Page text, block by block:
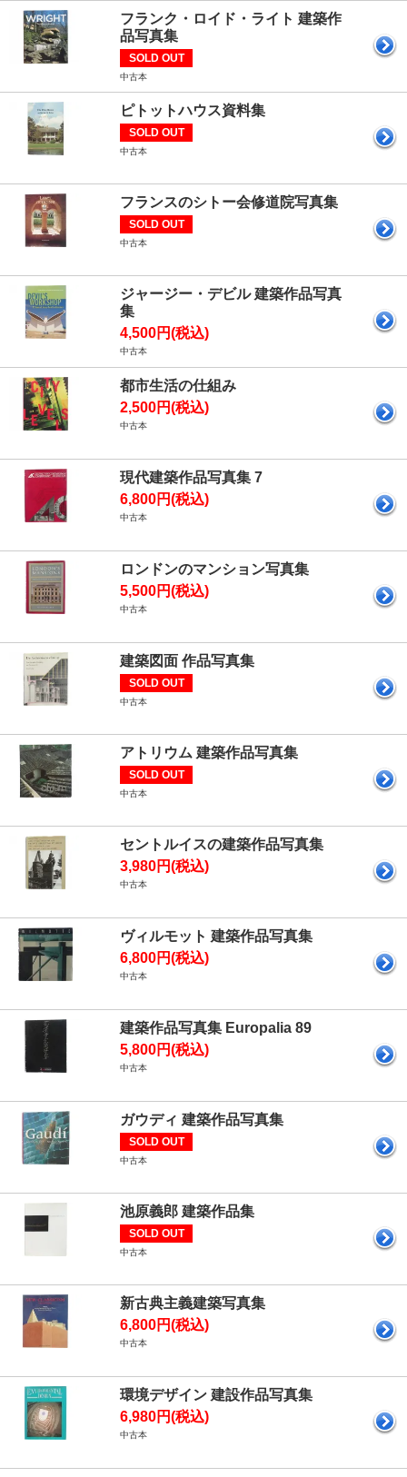
フランク・ロイド・ライト 建築作
品写真集
SOLD OUT
中古本
ピトットハウス資料集
SOLD OUT
中古本
フランスのシトー会修道院写真集
SOLD OUT
中古本
ジャージー・デビル 建築作品写真
集
4,500円(税込)
中古本
都市生活の仕組み
2,500円(税込)
中古本
現代建築作品写真集 7
6,800円(税込)
中古本
ロンドンのマンション写真集
5,500円(税込)
中古本
建築図面 作品写真集
SOLD OUT
中古本
アトリウム 建築作品写真集
SOLD OUT
中古本
セントルイスの建築作品写真集
3,980円(税込)
中古本
ヴィルモット 建築作品写真集
6,800円(税込)
中古本
建築作品写真集 Europalia 89
5,800円(税込)
中古本
ガウディ 建築作品写真集
SOLD OUT
中古本
池原義郎 建築作品集
SOLD OUT
中古本
新古典主義建築写真集
6,800円(税込)
中古本
環境デザイン 建設作品写真集
6,980円(税込)
中古本